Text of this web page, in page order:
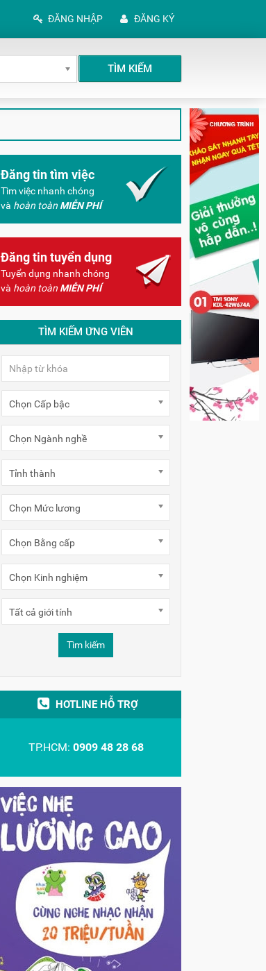
ĐĂNG NHẬP ĐĂNG KÝ
TÌM KIẾM
Đăng tin tìm việc
Tìm việc nhanh chóng
và hoàn toàn MIỄN PHÍ
Đăng tin tuyển dụng
Tuyển dụng nhanh chóng
và hoàn toàn MIỄN PHÍ
TÌM KIẾM ỨNG VIÊN
Chọn Cấp bậc
Chọn Ngành nghề
Tỉnh thành
Chọn Mức lương
Chọn Bằng cấp
Chọn Kinh nghiệm
Tất cả giới tính
Tìm kiếm
HOTLINE HỖ TRỢ
TP.HCM: 0909 48 28 68